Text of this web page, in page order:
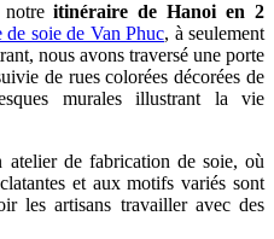
notreitinéraire de Hanoi en 2
de soie de Van Phuc, à seulement
nous avons traversé une porte
de rues colorées décorées de
murales illustrant la vie
de fabrication de soie, où
et aux motifs variés sont
les artisans travailler avec des